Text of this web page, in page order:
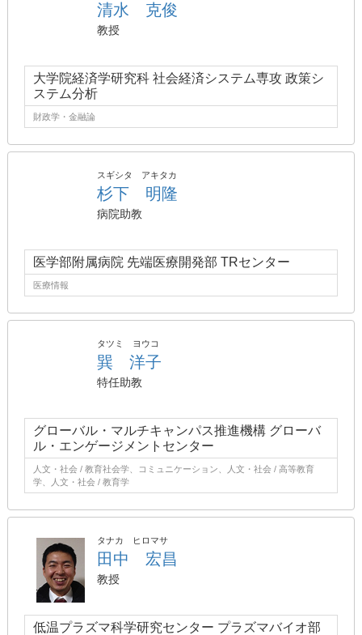
清水 克俊
教授
大学院経済学研究科 社会経済システム専攻 政策シ
ステム分析
財政学・金融論
スギシタ アキタカ
杉下 明隆
病院助教
医学部附属病院 先端医療開発部 TRセンター
医療情報
タツミ ヨウコ
巽 洋子
特任助教
グローバル・マルチキャンパス推進機構 グローバ
ル・エンゲージメントセンター
人文・社会 / 教育社会学、コミュニケーション、人文・社会 / 高等教育
学、人文・社会 / 教育学
タナカ ヒロマサ
田中 宏昌
教授
低温プラズマ科学研究センター プラズマバイオ部